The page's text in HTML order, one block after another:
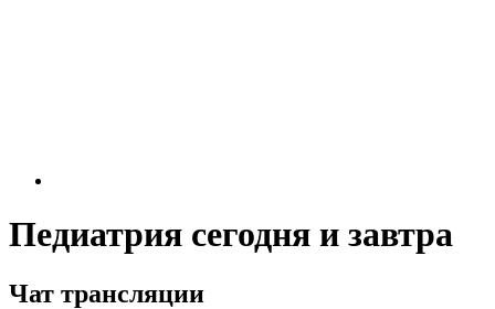
Педиатрия сегодня и завтра
Чат трансляции